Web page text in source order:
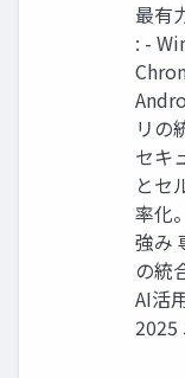
最有
: -
リの
セキ
とセ
率化
強み
の統
AI活
2025